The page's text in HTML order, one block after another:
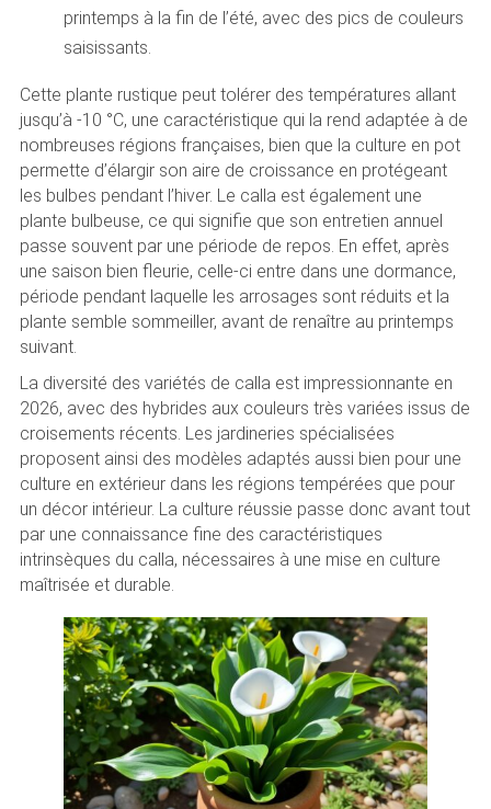
printemps à la fin de l’été, avec des pics de couleurs
saisissants.
Cette plante rustique peut tolérer des températures allant
jusqu’à -10 °C, une caractéristique qui la rend adaptée à de
nombreuses régions françaises, bien que la culture en pot
permette d’élargir son aire de croissance en protégeant
les bulbes pendant l’hiver. Le calla est également une
plante bulbeuse, ce qui signifie que son entretien annuel
passe souvent par une période de repos. En effet, après
une saison bien fleurie, celle-ci entre dans une dormance,
période pendant laquelle les arrosages sont réduits et la
plante semble sommeiller, avant de renaître au printemps
suivant.
La diversité des variétés de calla est impressionnante en
2026, avec des hybrides aux couleurs très variées issus de
croisements récents. Les jardineries spécialisées
proposent ainsi des modèles adaptés aussi bien pour une
culture en extérieur dans les régions tempérées que pour
un décor intérieur. La culture réussie passe donc avant tout
par une connaissance fine des caractéristiques
intrinsèques du calla, nécessaires à une mise en culture
maîtrisée et durable.